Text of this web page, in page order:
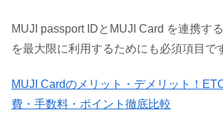
MUJI passport IDとMUJI Card を連携す
を最大限に利用するためにも必須項目で
MUJI Cardのメリット・デメリット！
費・手数料・ポイント徹底比較